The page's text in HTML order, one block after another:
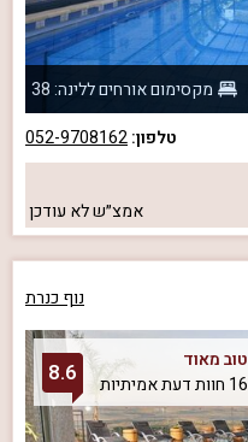
מקסימום אורחים ללינה: 38
טלפון:052-9708162
אמצ״שלא עודכן
נוף כנרת
טוב מאוד
16 חוות דעת אמיתיות
8.6